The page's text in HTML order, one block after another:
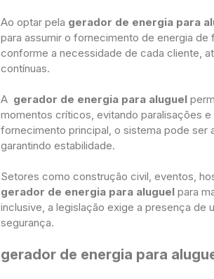
Ao optar pela gerador de energia para
para assumir o fornecimento de energia
conforme a necessidade de cada cliente,
contínuas.
A gerador de energia para aluguel
momentos críticos, evitando paralisações
fornecimento principal, o sistema pode ser
garantindo estabilidade.
Setores como construção civil, eventos,
gerador de energia para aluguel para
inclusive, a legislação exige a presença de
segurança.
gerador de energia para